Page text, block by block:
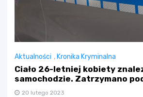
Aktualności , Kronika Kryminalna
Ciało 26-letniej kobiety
samochodzie. Zatrzymano
20 lutego 2023